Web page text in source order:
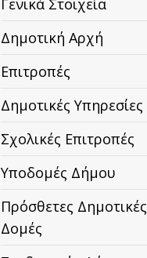
Γενικά Στοιχεία
Δημοτική Αρχή
Επιτροπές
Δημοτικές Υπηρεσίες
Σχολικές Επιτροπές
Υποδομές Δήμου
Πρόσθετες Δημοτικές
Δομές